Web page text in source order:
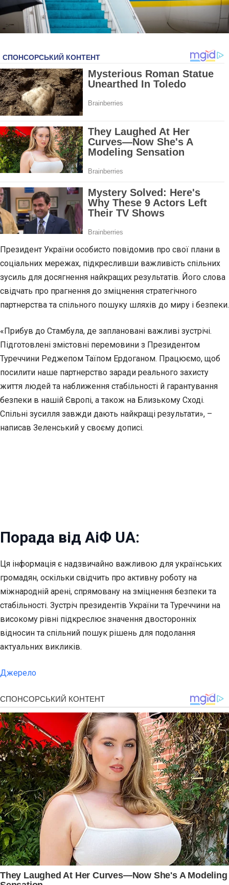
Президент України особисто повідомив про свої плани в
соціальних мережах, підкресливши важливість спільних
зусиль для досягнення найкращих результатів. Його слова
свідчать про прагнення до зміцнення стратегічного
партнерства та спільного пошуку шляхів до миру і безпеки.
«Прибув до Стамбула, де заплановані важливі зустрічі.
Підготовлені змістовні перемовини з Президентом
Туреччини Реджепом Таїпом Ердоганом. Працюємо, щоб
посилити наше партнерство заради реального захисту
життя людей та наближення стабільності й гарантування
безпеки в нашій Європі, а також на Близькому Сході.
Спільні зусилля завжди дають найкращі результати», –
написав Зеленський у своєму дописі.
Порада від АіФ UA:
Ця інформація є надзвичайно важливою для українських
громадян, оскільки свідчить про активну роботу на
міжнародній арені, спрямовану на зміцнення безпеки та
стабільності. Зустріч президентів України та Туреччини на
високому рівні підкреслює значення двосторонніх
відносин та спільний пошук рішень для подолання
актуальних викликів.
Джерело